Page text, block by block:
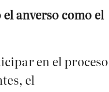
anverso como el
en el proceso
el